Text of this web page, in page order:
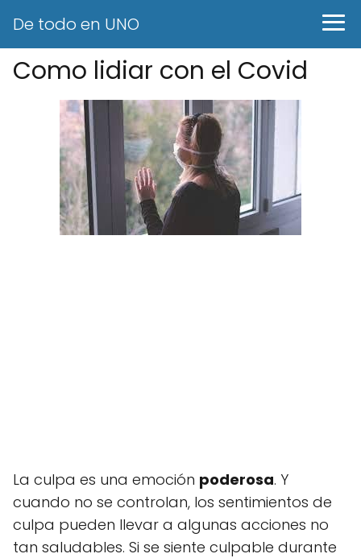
De todo en UNO
Como lidiar con el Covid
La culpa es una emoción poderosa. Y
cuando no se controlan, los sentimientos de
culpa pueden llevar a algunas acciones no
tan saludables. Si se siente culpable durante